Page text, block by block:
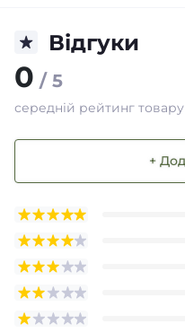
Відгуки
0 / 5
середній рейтинг товару
+